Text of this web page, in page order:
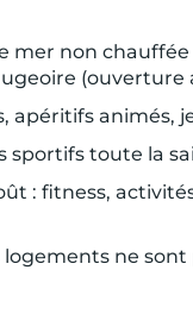
mer non
(ouverture
apéritifs animés,
sportifs toute la
: fitness,
logements ne sont